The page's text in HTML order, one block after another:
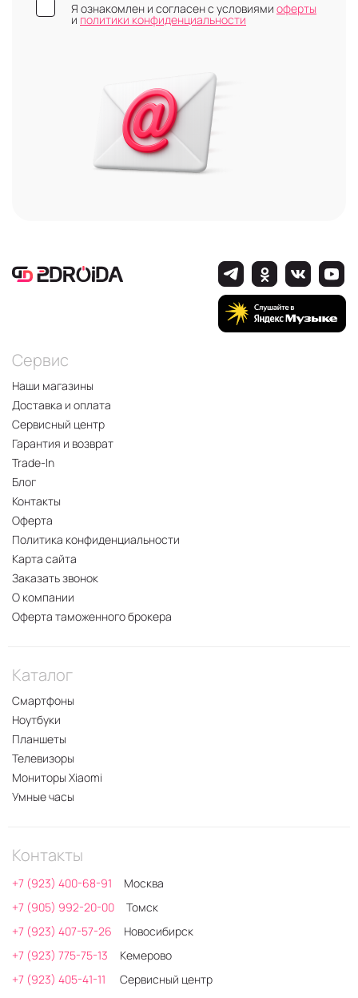
Я ознакомлен и согласен с условиями оферты
и политики конфиденциальности
Сервис
Наши магазины
Доставка и оплата
Сервисный центр
Гарантия и возврат
Trade-In
Блог
Контакты
Оферта
Политика конфиденциальности
Карта сайта
Заказать звонок
О компании
Оферта таможенного брокера
Каталог
Смартфоны
Ноутбуки
Планшеты
Телевизоры
Мониторы Xiaomi
Умные часы
Контакты
+7 (923) 400-68-91
Москва
+7 (905) 992-20-00
Томск
+7 (923) 407-57-26
Новосибирск
+7 (923) 775-75-13
Кемерово
+7 (923) 405-41-11
Сервисный центр